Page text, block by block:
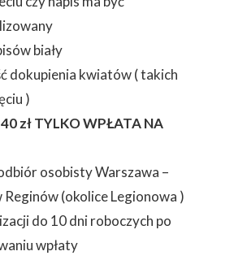
biały
dokupienia kwiatów ( takich
)
zł TYLKO WPŁATA NA
osobisty Warszawa –
Reginów (okolice Legionowa )
do 10 dni roboczych po
wpłaty